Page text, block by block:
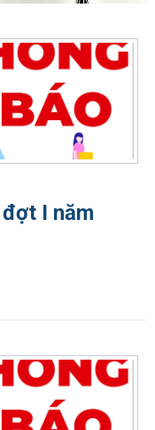
I năm